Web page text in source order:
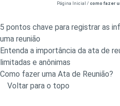
Página Inicial / como fazer
5 pontos chave para registrar as
uma reunião
Entenda a importância da ata de
limitadas e anônimas
Como fazer uma Ata de Reunião?
Voltar para o topo